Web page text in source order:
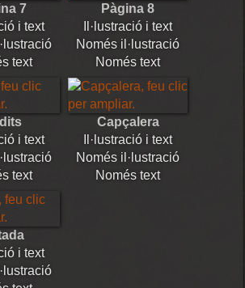
7
i text
text
Pàgina 8
Il·lustració i text
Només il·lustració
Només text
i text
text
Capçalera
Il·lustració i text
Només il·lustració
Només text
i text